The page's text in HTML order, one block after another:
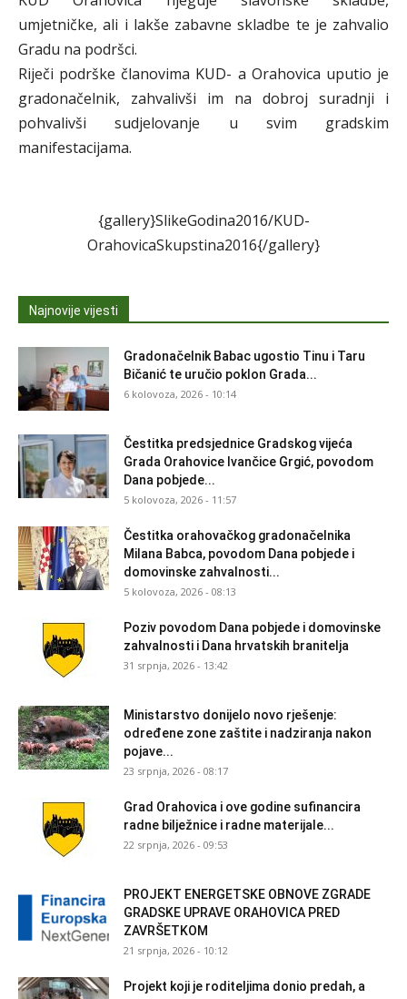
umjetničke, ali i lakše zabavne skladbe te je zahvalio
Gradu na podršci.
Riječi podrške članovima KUD- a Orahovica uputio je
gradonačelnik, zahvalivši im na dobroj suradnji i
pohvalivši sudjelovanje u svim gradskim
manifestacijama.
{gallery}SlikeGodina2016/KUD-
OrahovicaSkupstina2016{/gallery}
Najnovije vijesti
Gradonačelnik Babac ugostio Tinu i Taru
Bičanić te uručio poklon Grada...
6 kolovoza, 2026 - 10:14
Čestitka predsjednice Gradskog vijeća
Grada Orahovice Ivančice Grgić, povodom
Dana pobjede...
5 kolovoza, 2026 - 11:57
Čestitka orahovačkog gradonačelnika
Milana Babca, povodom Dana pobjede i
domovinske zahvalnosti...
5 kolovoza, 2026 - 08:13
Poziv povodom Dana pobjede i domovinske
zahvalnosti i Dana hrvatskih branitelja
31 srpnja, 2026 - 13:42
Ministarstvo donijelo novo rješenje:
određene zone zaštite i nadziranja nakon
pojave...
23 srpnja, 2026 - 08:17
Grad Orahovica i ove godine sufinancira
radne bilježnice i radne materijale...
22 srpnja, 2026 - 09:53
PROJEKT ENERGETSKE OBNOVE ZGRADE
GRADSKE UPRAVE ORAHOVICA PRED
ZAVRŠETKOM
21 srpnja, 2026 - 10:12
Projekt koji je roditeljima donio predah, a